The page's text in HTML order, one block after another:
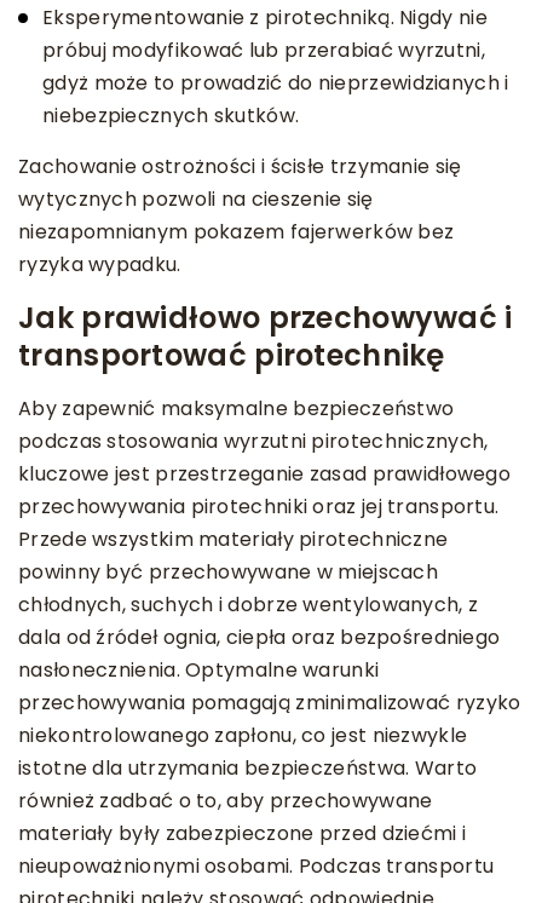
Eksperymentowanie z pirotechniką. Nigdy nie
próbuj modyfikować lub przerabiać wyrzutni,
gdyż może to prowadzić do nieprzewidzianych i
niebezpiecznych skutków.
Zachowanie ostrożności i ścisłe trzymanie się
wytycznych pozwoli na cieszenie się
niezapomnianym pokazem fajerwerków bez
ryzyka wypadku.
Jak prawidłowo przechowywać i
transportować pirotechnikę
Aby zapewnić maksymalne bezpieczeństwo
podczas stosowania wyrzutni pirotechnicznych,
kluczowe jest przestrzeganie zasad prawidłowego
przechowywania pirotechniki oraz jej transportu.
Przede wszystkim materiały pirotechniczne
powinny być przechowywane w miejscach
chłodnych, suchych i dobrze wentylowanych, z
dala od źródeł ognia, ciepła oraz bezpośredniego
nasłonecznienia. Optymalne warunki
przechowywania pomagają zminimalizować ryzyko
niekontrolowanego zapłonu, co jest niezwykle
istotne dla utrzymania bezpieczeństwa. Warto
również zadbać o to, aby przechowywane
materiały były zabezpieczone przed dziećmi i
nieupoważnionymi osobami. Podczas transportu